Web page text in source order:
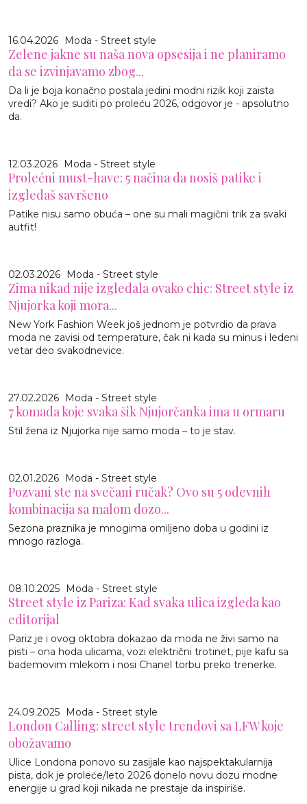
16.04.2026 Moda - Street style
Zelene jakne su naša nova opsesija i ne planiramo
da se izvinjavamo zbog...
Da li je boja konačno postala jedini modni rizik koji zaista
vredi? Ako je suditi po proleću 2026, odgovor je - apsolutno
da.
12.03.2026 Moda - Street style
Prolećni must-have: 5 načina da nosiš patike i
izgledaš savršeno
Patike nisu samo obuća – one su mali magični trik za svaki
autfit!
02.03.2026 Moda - Street style
Zima nikad nije izgledala ovako chic: Street style iz
Njujorka koji mora...
New York Fashion Week još jednom je potvrdio da prava
moda ne zavisi od temperature, čak ni kada su minus i ledeni
vetar deo svakodnevice.
27.02.2026 Moda - Street style
7 komada koje svaka šik Njujorčanka ima u ormaru
Stil žena iz Njujorka nije samo moda – to je stav.
02.01.2026 Moda - Street style
Pozvani ste na svečani ručak? Ovo su 5 odevnih
kombinacija sa malom dozo...
Sezona praznika je mnogima omiljeno doba u godini iz
mnogo razloga.
08.10.2025 Moda - Street style
Street style iz Pariza: Kad svaka ulica izgleda kao
editorijal
Pariz je i ovog oktobra dokazao da moda ne živi samo na
pisti – ona hoda ulicama, vozi električni trotinet, pije kafu sa
bademovim mlekom i nosi Chanel torbu preko trenerke.
24.09.2025 Moda - Street style
London Calling: street style trendovi sa LFW koje
obožavamo
Ulice Londona ponovo su zasijale kao najspektakularnija
pista, dok je proleće/leto 2026 donelo novu dozu modne
energije u grad koji nikada ne prestaje da inspiriše.